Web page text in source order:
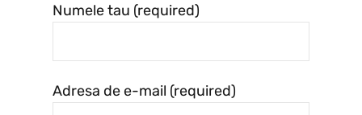
Numele tau (required)
Adresa de e-mail (required)